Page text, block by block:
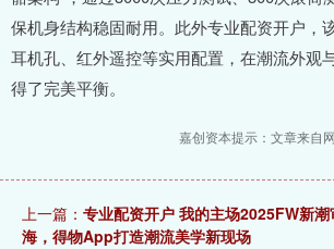
保机身结构稳固耐用。此外专业配资开户，
耳机孔、红外遥控等实用配置，在潮流外观
得了完美平衡。
嘉创资本提示：文章来自
上一篇： 专业配资开户 我的主场2025FW新
海，得物App打造潮流美学新现场